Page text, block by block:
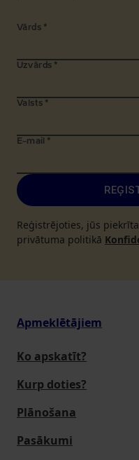
Vārds *
Uzvārds *
Valsts *
E-mail *
Reģistrējoties, jūs
privātuma politikā
Apmeklētājiem
Ko apskatīt?
Kurp doties?
Plānošana
Pasākumi